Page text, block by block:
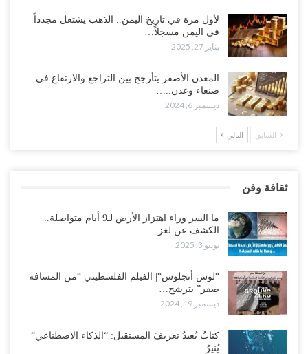
لأول مرة في تاريخ اليمن.. الذهب يشتعل مجدداً
في اليمن مسجلاً…
يناير 27, 2025
المعدن الأصفر يتأرجح بين التراجع والارتفاع في
صنعاء وعدن..…
ديسمبر 6, 2024
السابق التالي
ثقافة وفن
ما السر وراء اهتزاز الأرض لـ9 أيام متواصلة..
الكشف عن لغز…
يونيو 3, 2025
“لوس أنجلوس“| الفيلم الفلسطيني “من المسافة
صفر” يترشح…
ديسمبر 19, 2024
كتابٌ يُعيدُ تعريفَ المستقبل: “الذكاء الاصطناعي“
يُنيرُ…